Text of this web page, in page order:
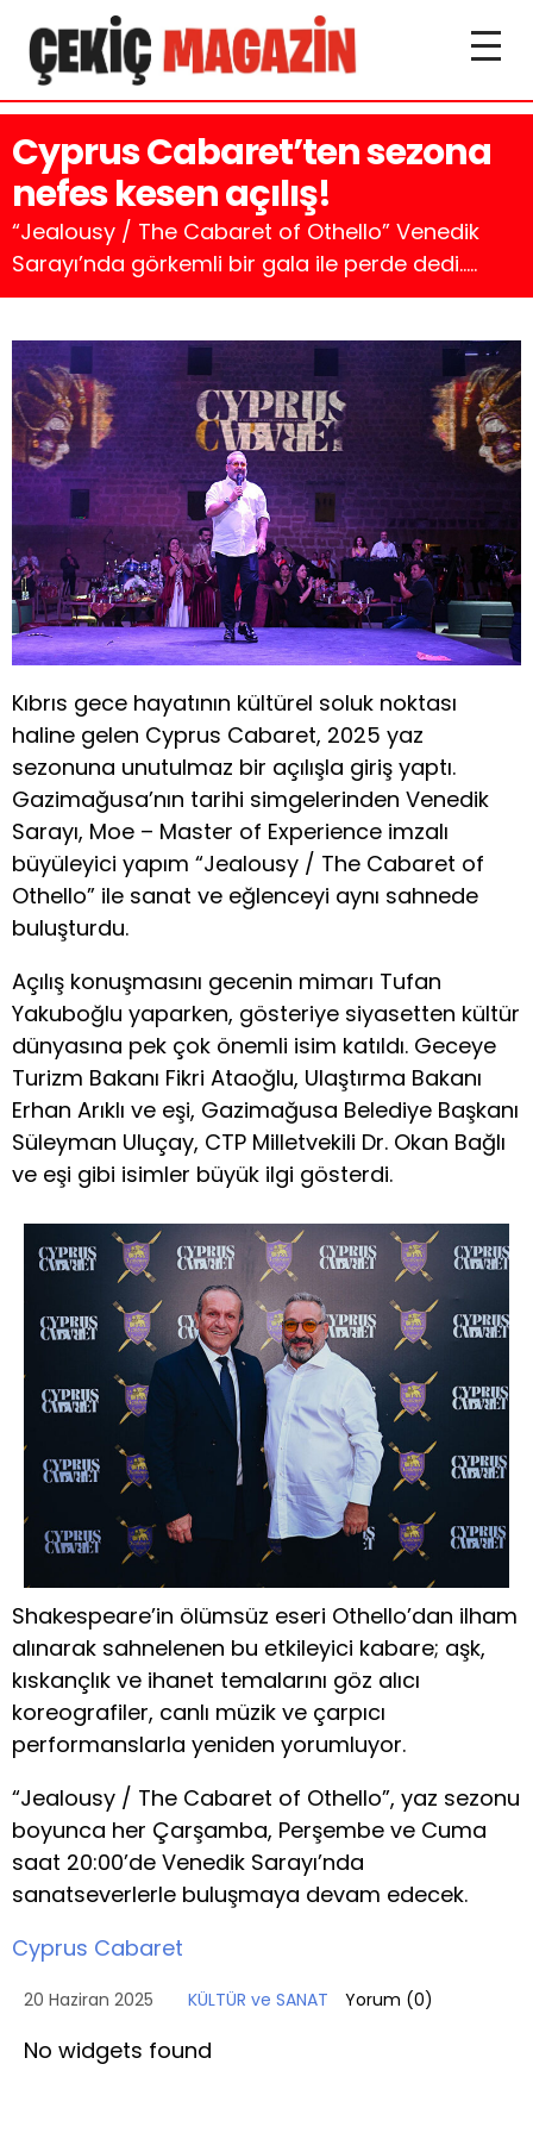
Cyprus Cabaret’ten sezona
nefes kesen açılış!
“Jealousy / The Cabaret of Othello” Venedik
Sarayı’nda görkemli bir gala ile perde dedi.....
Kıbrıs gece hayatının kültürel soluk noktası
haline gelen Cyprus Cabaret, 2025 yaz
sezonuna unutulmaz bir açılışla giriş yaptı.
Gazimağusa’nın tarihi simgelerinden Venedik
Sarayı, Moe – Master of Experience imzalı
büyüleyici yapım “Jealousy / The Cabaret of
Othello” ile sanat ve eğlenceyi aynı sahnede
buluşturdu.
Açılış konuşmasını gecenin mimarı Tufan
Yakuboğlu yaparken, gösteriye siyasetten kültür
dünyasına pek çok önemli isim katıldı. Geceye
Turizm Bakanı Fikri Ataoğlu, Ulaştırma Bakanı
Erhan Arıklı ve eşi, Gazimağusa Belediye Başkanı
Süleyman Uluçay, CTP Milletvekili Dr. Okan Bağlı
ve eşi gibi isimler büyük ilgi gösterdi.
Shakespeare’in ölümsüz eseri Othello’dan ilham
alınarak sahnelenen bu etkileyici kabare; aşk,
kıskançlık ve ihanet temalarını göz alıcı
koreografiler, canlı müzik ve çarpıcı
performanslarla yeniden yorumluyor.
“Jealousy / The Cabaret of Othello”, yaz sezonu
boyunca her Çarşamba, Perşembe ve Cuma
saat 20:00’de Venedik Sarayı’nda
sanatseverlerle buluşmaya devam edecek.
Cyprus Cabaret
20 Haziran 2025 KÜLTÜR ve SANAT Yorum (0)
No widgets found